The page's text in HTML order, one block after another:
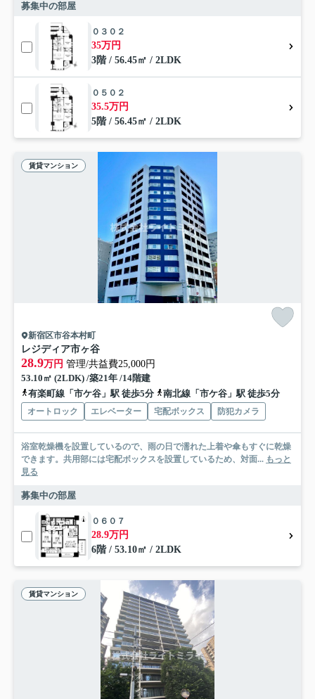
募集中の部屋
０３０２
35万円
3階 / 56.45㎡ / 2LDK
０５０２
35.5万円
5階 / 56.45㎡ / 2LDK
賃貸マンション
新宿区市谷本村町
レジディア市ヶ谷
28.9万円 管理/共益費25,000円
53.10㎡ (2LDK) /築21年 /14階建
有楽町線「市ケ谷」駅 徒歩5分
南北線「市ケ谷」駅 徒歩5分
オートロック エレベーター 宅配ボックス 防犯カメラ
浴室乾燥機を設置しているので、雨の日で濡れた上着や傘もすぐに乾燥
できます。共用部には宅配ボックスを設置しているため、対面... もっと
見る
募集中の部屋
０６０７
28.9万円
6階 / 53.10㎡ / 2LDK
賃貸マンション